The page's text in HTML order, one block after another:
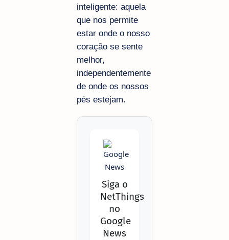
inteligente: aquela
que nos permite
estar onde o nosso
coração se sente
melhor,
independentemente
de onde os nossos
pés estejam.
Siga o
NetThings
no
Google
News